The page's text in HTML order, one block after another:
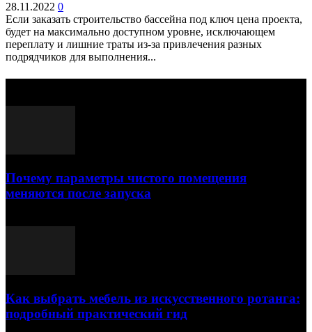
28.11.2022 0
Если заказать строительство бассейна под ключ цена проекта,
будет на максимально доступном уровне, исключающем
переплату и лишние траты из-за привлечения разных
подрядчиков для выполнения...
Почему параметры чистого помещения
меняются после запуска
Как выбрать мебель из искусственного ротанга:
подробный практический гид